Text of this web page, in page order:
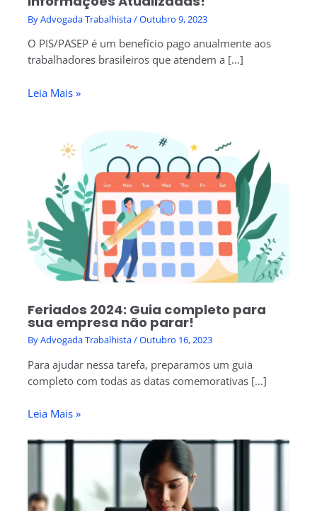
ByAdvogada Trabalhista/Outubro 9, 2023
O PIS/PASEP é um benefício pago anualmente aos
trabalhadores brasileiros que atendem a […]
Leia Mais »
Feriados 2024: Guia completo para
sua empresa não parar!
ByAdvogada Trabalhista/Outubro 16, 2023
Para ajudar nessa tarefa, preparamos um guia
completo com todas as datas comemorativas […]
Leia Mais »